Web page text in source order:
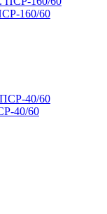
160/60
40/60